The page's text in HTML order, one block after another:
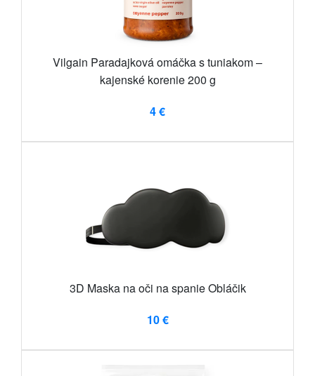
Vilgain Paradajková omáčka s tuniakom –
kajenské korenie 200 g
4 €
3D Maska na oči na spanie Obláčik
10 €